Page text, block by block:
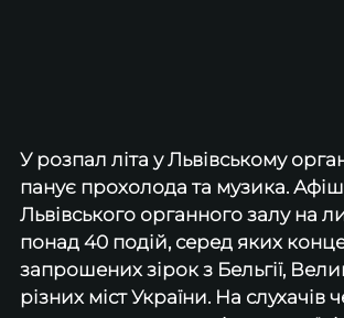
У розпал літа у Львівському
панує прохолода та музика.
Львівського органного залу на
понад 40 подій, серед яких
запрошених зірок з Бельгії,
різних міст України. На слухачів